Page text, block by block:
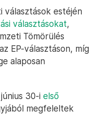
választások estéjén
választásokat,
Tömörülés
EP-választáson, míg
alaposan
30-i első
megfeleltek